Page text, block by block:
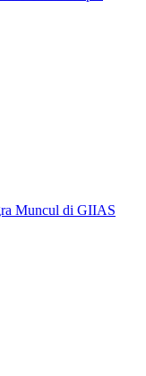
Muncul di GIIAS